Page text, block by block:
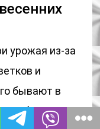
урожая из-за
и
бывают в
Особенно